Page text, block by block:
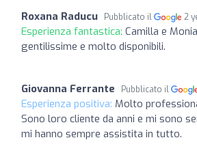
Roxana Raducu Pubblicato il 2
Esperienza fantastica: Camilla e
gentilissime e molto disponibili.
Giovanna Ferrante Pubblicato il
Esperienza positiva: Molto
Sono loro cliente da anni e mi sono
mi hanno sempre assistita in tutto.